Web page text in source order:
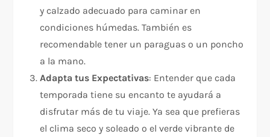
y calzado adecuado para caminar en
condiciones húmedas. También es
recomendable tener un paraguas o un poncho
a la mano.
Adapta tus Expectativas: Entender que cada
temporada tiene su encanto te ayudará a
disfrutar más de tu viaje. Ya sea que prefieras
el clima seco y soleado o el verde vibrante de